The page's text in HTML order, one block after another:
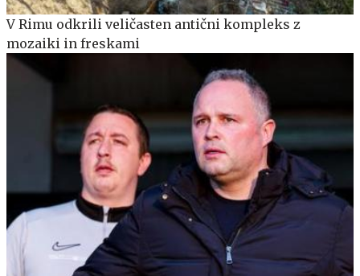
V Rimu odkrili veličasten antični kompleks z
mozaiki in freskami